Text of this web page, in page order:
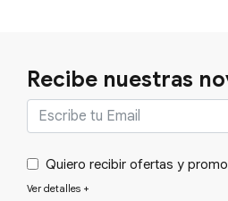
Recibe nuestras
Quiero recibir ofertas y
Ver detalles +